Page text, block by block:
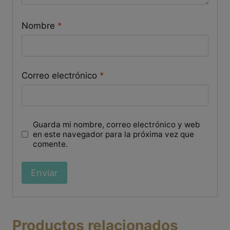
Nombre *
Correo electrónico *
Guarda mi nombre, correo electrónico y web
en este navegador para la próxima vez que
comente.
Productos relacionados